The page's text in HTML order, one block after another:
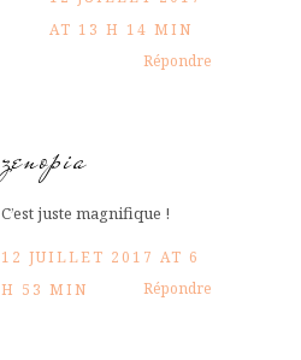
AT 13 H 14 MIN
Répondre
zenopia
C’est juste magnifique !
12 JUILLET 2017 AT 6
H 53 MIN
Répondre